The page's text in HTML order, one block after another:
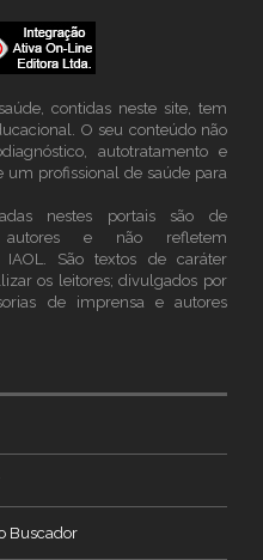
contidas neste site, tem
O seu conteúdo não
autotratamento e
um profissional de saúde para
nestes portais são de
autores e não refletem
São textos de caráter
os leitores; divulgados por
de imprensa e autores
Buscador